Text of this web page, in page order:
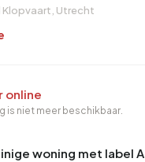
Utrecht
woning met label A
online
is niet meer beschikbaar.